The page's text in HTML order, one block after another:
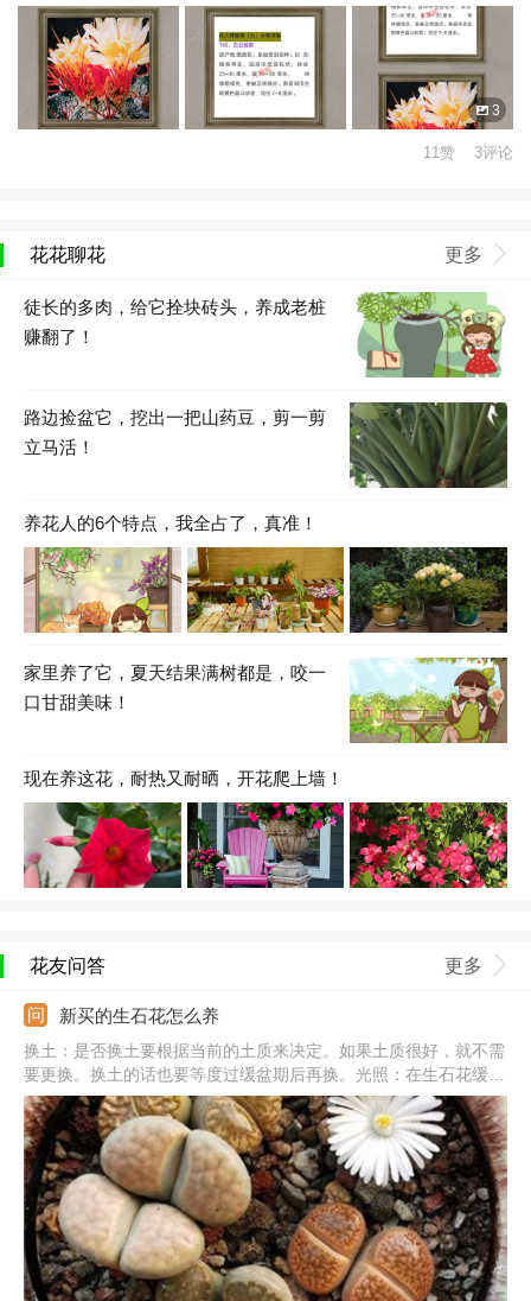
3
11赞 3评论
花花聊花 更多
徒长的多肉，给它拴块砖头，养成老桩
赚翻了！
路边捡盆它，挖出一把山药豆，剪一剪
立马活！
养花人的6个特点，我全占了，真准！
家里养了它，夏天结果满树都是，咬一
口甘甜美味！
现在养这花，耐热又耐晒，开花爬上墙！
花友问答 更多
新买的生石花怎么养
换土：是否换土要根据当前的土质来决定。如果土质很好，就不需
要更换。换土的话也要等度过缓盆期后再换。光照：在生石花缓盆
期间，需要给予一定散射光照，但受光时间不宜过长，并且要避免
强光直射。施肥：先不要对新买的生石花施肥，因为此时施肥很容
易伤害到植株。